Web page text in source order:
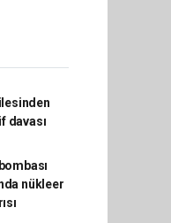
davası
nükleer